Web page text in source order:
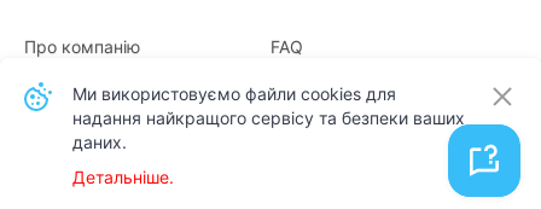
Про компанію
Квитанції
FAQ
Для бізнесу
Ми використовуємо файли cookies для
надання найкращого сервісу та безпеки ваших
даних.
Детальніше.